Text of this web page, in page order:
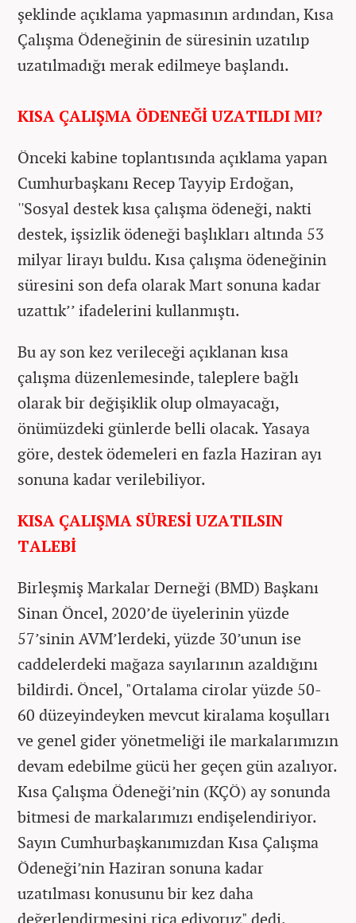
şeklinde açıklama yapmasının ardından, Kısa
Çalışma Ödeneğinin de süresinin uzatılıp
uzatılmadığı merak edilmeye başlandı.
KISA ÇALIŞMA ÖDENEĞİ UZATILDI MI?
Önceki kabine toplantısında açıklama yapan
Cumhurbaşkanı Recep Tayyip Erdoğan,
''Sosyal destek kısa çalışma ödeneği, nakti
destek, işsizlik ödeneği başlıkları altında 53
milyar lirayı buldu. Kısa çalışma ödeneğinin
süresini son defa olarak Mart sonuna kadar
uzattık’’ ifadelerini kullanmıştı.
Bu ay son kez verileceği açıklanan kısa
çalışma düzenlemesinde, taleplere bağlı
olarak bir değişiklik olup olmayacağı,
önümüzdeki günlerde belli olacak. Yasaya
göre, destek ödemeleri en fazla Haziran ayı
sonuna kadar verilebiliyor.
KISA ÇALIŞMA SÜRESİ UZATILSIN
TALEBİ
Birleşmiş Markalar Derneği (BMD) Başkanı
Sinan Öncel, 2020’de üyelerinin yüzde
57’sinin AVM’lerdeki, yüzde 30’unun ise
caddelerdeki mağaza sayılarının azaldığını
bildirdi. Öncel, "Ortalama cirolar yüzde 50-
60 düzeyindeyken mevcut kiralama koşulları
ve genel gider yönetmeliği ile markalarımızın
devam edebilme gücü her geçen gün azalıyor.
Kısa Çalışma Ödeneği’nin (KÇÖ) ay sonunda
bitmesi de markalarımızı endişelendiriyor.
Sayın Cumhurbaşkanımızdan Kısa Çalışma
Ödeneği’nin Haziran sonuna kadar
uzatılması konusunu bir kez daha
değerlendirmesini rica ediyoruz" dedi.